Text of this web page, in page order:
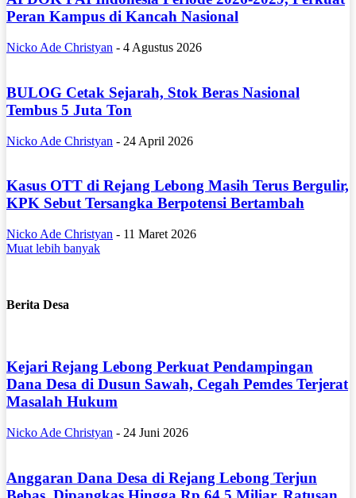
Peran Kampus di Kancah Nasional
Nicko Ade Christyan - 4 Agustus 2026
BULOG Cetak Sejarah, Stok Beras Nasional
Tembus 5 Juta Ton
Nicko Ade Christyan - 24 April 2026
Kasus OTT di Rejang Lebong Masih Terus Bergulir,
KPK Sebut Tersangka Berpotensi Bertambah
Nicko Ade Christyan - 11 Maret 2026
Muat lebih banyak
Berita Desa
Kejari Rejang Lebong Perkuat Pendampingan
Dana Desa di Dusun Sawah, Cegah Pemdes Terjerat
Masalah Hukum
Nicko Ade Christyan - 24 Juni 2026
Anggaran Dana Desa di Rejang Lebong Terjun